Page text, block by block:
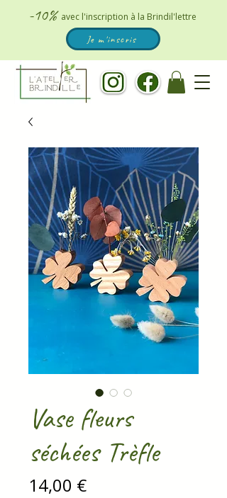
-10% avec l'inscription à la Brindil'lettre
Je m'inscris
Vase fleurs
séchées Trèfle
14,00 €Prix